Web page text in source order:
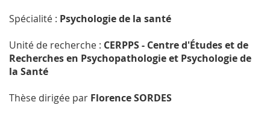
Spécialité : Psychologie de la santé
Unité de recherche : CERPPS - Centre d'Études et de
Recherches en Psychopathologie et Psychologie de
la Santé
Thèse dirigée par Florence SORDES